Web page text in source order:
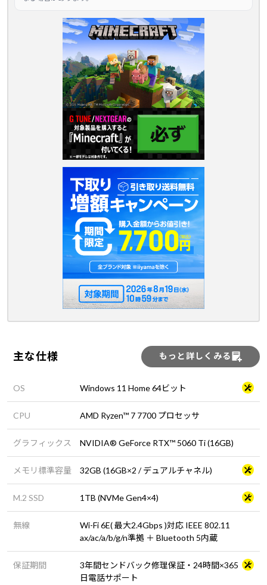
主な仕様 もっと詳しくみる
OS Windows 11 Home 64ビット
CPU AMD Ryzen™ 7 7700 プロセッサ
グラフィックス NVIDIA® GeForce RTX™ 5060 Ti (16GB)
メモリ標準容量 32GB (16GB×2 / デュアルチャネル)
M.2 SSD 1TB (NVMe Gen4×4)
無線
Wi-Fi 6E( 最大2.4Gbps )対応 IEEE 802.11
ax/ac/a/b/g/n準拠 ＋ Bluetooth 5内蔵
保証期間
3年間センドバック修理保証・24時間×365
日電話サポート